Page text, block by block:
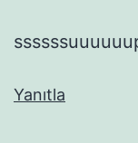
Yanıtla